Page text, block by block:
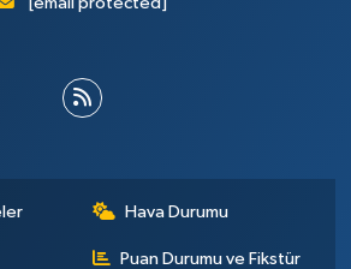
Hava Durumu
Puan Durumu ve Fikstür